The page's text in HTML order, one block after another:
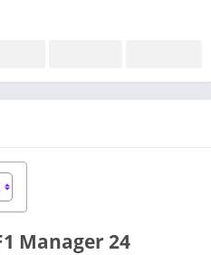
Manager 24